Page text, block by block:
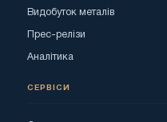
Видобуток металів
Прес-релізи
Аналітика
СЕРВІСИ